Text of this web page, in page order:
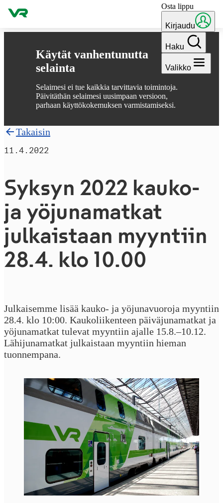
Käytät vanhentunutta
selainta
Selaimesi ei tue kaikkia tarvittavia toimintoja.
Päivitäthän selaimesi uusimpaan versioon,
parhaan käyttökokemuksen varmistamiseksi.
Hyppää sisältöön Osta lippu
Kirjaudu
Haku
Valikko
Takaisin
11.4.2022
Syksyn 2022 kauko-
ja yö­ju­na­mat­kat
julkaistaan myyntiin
28.4. klo 10.00
Julkaisemme lisää kauko- ja yöjunavuoroja myyntiin
28.4. klo 10:00. Kaukoliikenteen päiväjunamatkat ja
yöjunamatkat tulevat myyntiin ajalle 15.8.–10.12.
Lähijunamatkat julkaistaan myyntiin hieman
tuonnempana.